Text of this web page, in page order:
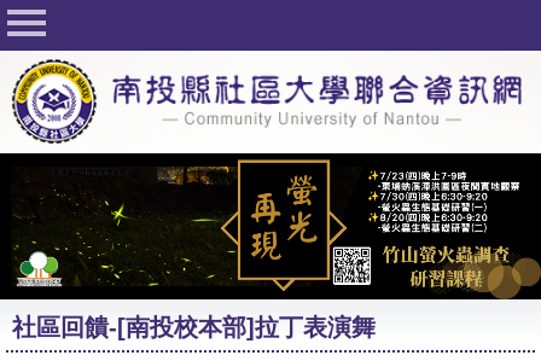
回首頁
關於社大
公佈欄
行事曆
最新活動
活動花絮
課程一覽表
社區回饋-[南投校本部]拉丁表演舞